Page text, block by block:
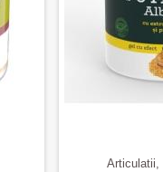
Articulatii,